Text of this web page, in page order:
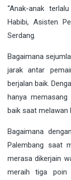
“Anak-anak
Habibi, Asisten
Serdang.
Bagaimana
jarak antar
berjalan baik.
hanya
baik saat melawan
Bagaimana
Palembang saat
merasa dikerjain
meraih tiga poin